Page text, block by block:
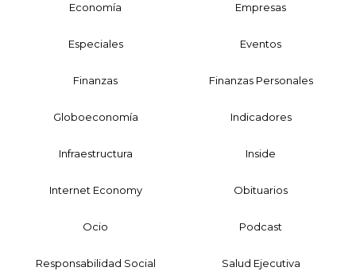
Economía Empresas
Especiales Eventos
Finanzas Finanzas Personales
Globoeconomía Indicadores
Infraestructura Inside
Internet Economy Obituarios
Ocio Podcast
Responsabilidad Social Salud Ejecutiva